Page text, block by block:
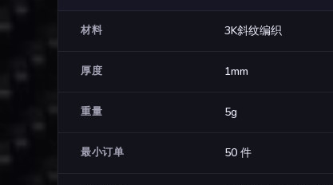
材料 3K斜纹编织
厚度 1mm
重量 5g
最小订单 50 件